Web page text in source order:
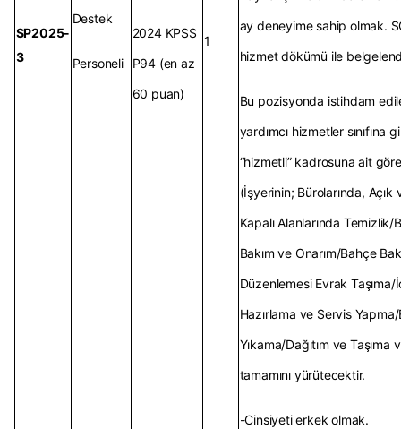
SP2025-
3
Destek
Personeli
2024 KPSS
P94 (en az
60 puan)
1
ay deneyime sahip olmak.
hizmet dökümü ile
Bu pozisyonda istihdam
yardımcı hizmetler sınıfına
“hizmetli” kadrosuna ait
(İşyerinin; Bürolarında, Açık
Kapalı Alanlarında Temizlik/
Bakım ve Onarım/Bahçe
Düzenlemesi Evrak
Hazırlama ve Servis Yapma/
Yıkama/Dağıtım ve Taşıma
tamamını yürütecektir.
-Cinsiyeti erkek olmak.